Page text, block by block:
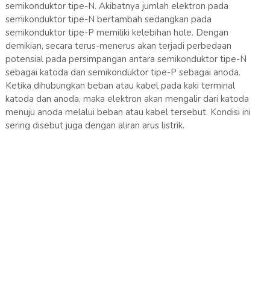
semikonduktor tipe-N. Akibatnya jumlah elektron pada
semikonduktor tipe-N bertambah sedangkan pada
semikonduktor tipe-P memiliki kelebihan hole. Dengan
demikian, secara terus-menerus akan terjadi perbedaan
potensial pada persimpangan antara semikonduktor tipe-N
sebagai katoda dan semikonduktor tipe-P sebagai anoda.
Ketika dihubungkan beban atau kabel pada kaki terminal
katoda dan anoda, maka elektron akan mengalir dari katoda
menuju anoda melalui beban atau kabel tersebut. Kondisi ini
sering disebut juga dengan aliran arus listrik.